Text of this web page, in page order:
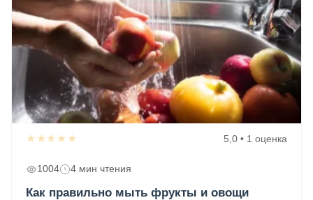
★★★★★ 5,0 • 1 оценка
1004 4 мин чтения
Как правильно мыть фрукты и овощи